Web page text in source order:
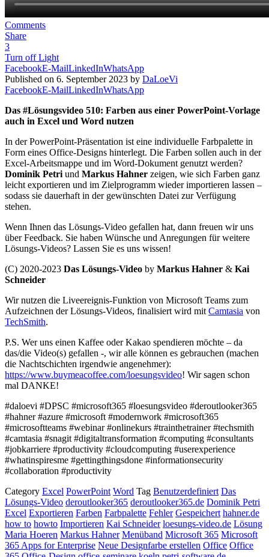
Comments
Share
3
Turn off Light
FacebookE-MailLinkedInWhatsApp
Published on 6. September 2023 by DaLoeVi
FacebookE-MailLinkedInWhatsApp
Das #Lösungsvideo 510: Farben aus einer PowerPoint-Vorlage
auch in Excel und Word nutzen
In der PowerPoint-Präsentation ist eine individuelle Farbpalette in
Form eines Office-Designs hinterlegt. Die Farben sollen auch in der
Excel-Arbeitsmappe und im Word-Dokument genutzt werden?
Dominik Petri und Markus Hahner zeigen, wie sich Farben ganz
leicht exportieren und im Zielprogramm wieder importieren lassen –
sodass sie dauerhaft in der gewünschten Datei zur Verfügung
stehen.
Wenn Ihnen das Lösungs-Video gefallen hat, dann freuen wir uns
über Feedback. Sie haben Wünsche und Anregungen für weitere
Lösungs-Videos? Lassen Sie es uns wissen!
(C) 2020-2023 Das Lösungs-Video by Markus Hahner & Kai
Schneider
Wir nutzen die Liveereignis-Funktion von Microsoft Teams zum
Aufzeichnen der Lösungs-Videos, finalisiert wird mit Camtasia von
TechSmith.
P.S. Wer uns einen Kaffee oder Kakao spendieren möchte – da
das/die Video(s) gefallen -, wir alle können es gebrauchen (machen
die Nachtschichten irgendwie angenehmer):
https://www.buymeacoffee.com/loesungsvideo! Wir sagen schon
mal DANKE!
#daloevi #DPSC #microsoft365 #loesungsvideo #deroutlooker365
#hahner #azure #microsoft #modernwork #microsoft365
#microsoftteams #webinar #onlinekurs #trainthetrainer #techsmith
#camtasia #snagit #digitaltransformation #computing #consultants
#jobkarriere #productivity #cloudcomputing #userexperience
#whatinspiresme #gettingthingsdone #informationsecurity
#collaboration #productivity
Category Excel PowerPoint Word Tag Benutzerdefiniert Das
Lösungs-Video deroutlooker365 deroutlooker365.de Dominik Petri
Excel Exportieren Farben Farbpalette Fehler Gespeichert hahner.de
how to howto Importieren Kai Schneider loesungs-video.de Lösung
Maria Hoeren Markus Hahner Menüband Microsoft 365 Microsoft
365 Apps for Enterprise Neue Designfarbe erstellen Office Office